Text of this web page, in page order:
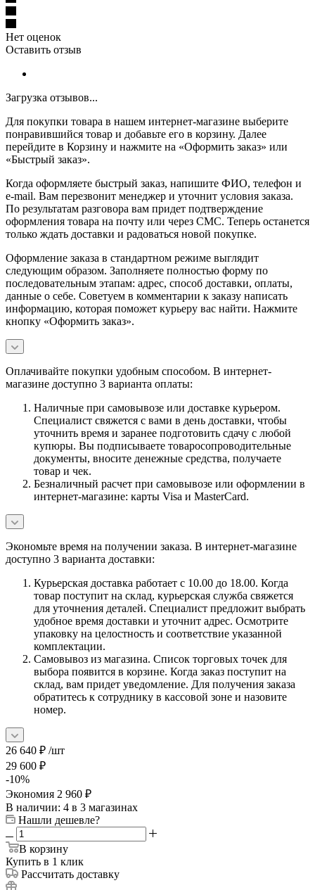
Нет оценок
Оставить отзыв
Загрузка отзывов...
Для покупки товара в нашем интернет-магазине выберите
понравившийся товар и добавьте его в корзину. Далее
перейдите в Корзину и нажмите на «Оформить заказ» или
«Быстрый заказ».
Когда оформляете быстрый заказ, напишите ФИО, телефон и
e-mail. Вам перезвонит менеджер и уточнит условия заказа.
По результатам разговора вам придет подтверждение
оформления товара на почту или через СМС. Теперь останется
только ждать доставки и радоваться новой покупке.
Оформление заказа в стандартном режиме выглядит
следующим образом. Заполняете полностью форму по
последовательным этапам: адрес, способ доставки, оплаты,
данные о себе. Советуем в комментарии к заказу написать
информацию, которая поможет курьеру вас найти. Нажмите
кнопку «Оформить заказ».
Оплачивайте покупки удобным способом. В интернет-
магазине доступно 3 варианта оплаты:
Наличные при самовывозе или доставке курьером.
Специалист свяжется с вами в день доставки, чтобы
уточнить время и заранее подготовить сдачу с любой
купюры. Вы подписываете товаросопроводительные
документы, вносите денежные средства, получаете
товар и чек.
Безналичный расчет при самовывозе или оформлении в
интернет-магазине: карты Visa и MasterCard.
Экономьте время на получении заказа. В интернет-магазине
доступно 3 варианта доставки:
Курьерская доставка работает с 10.00 до 18.00. Когда
товар поступит на склад, курьерская служба свяжется
для уточнения деталей. Специалист предложит выбрать
удобное время доставки и уточнит адрес. Осмотрите
упаковку на целостность и соответствие указанной
комплектации.
Самовывоз из магазина. Список торговых точек для
выбора появится в корзине. Когда заказ поступит на
склад, вам придет уведомление. Для получения заказа
обратитесь к сотруднику в кассовой зоне и назовите
номер.
26 640 ₽ /шт
29 600 ₽
-10%
Экономия 2 960 ₽
В наличии: 4 в 3 магазинах
Нашли дешевле?
В корзину
Купить в 1 клик
Рассчитать доставку